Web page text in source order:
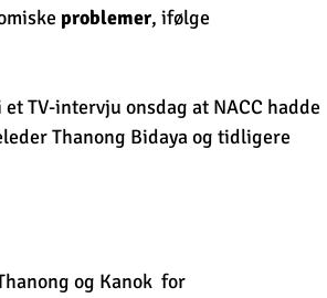
problemer, ifølge
TV-intervju onsdag at NACC hadde
Thanong Bidaya og tidligere
og Kanok  for